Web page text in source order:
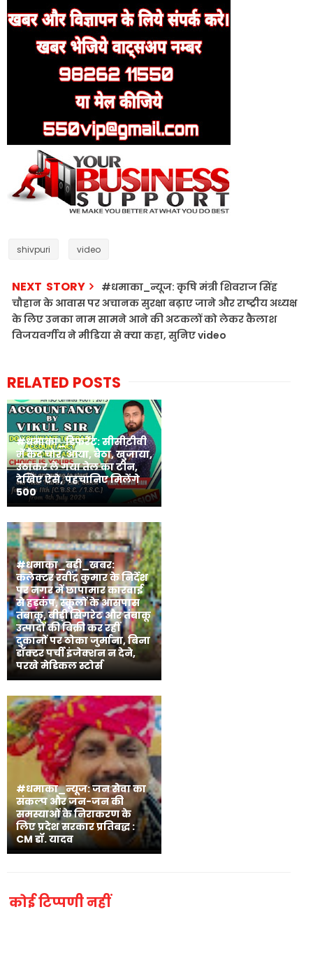
shivpuri video
NEXT STORY
#धमाका_न्यूज: कृषि मंत्री शिवराज सिंह
चौहान के आवास पर अचानक सुरक्षा बढ़ाए जाने और राष्ट्रीय अध्यक्ष
के लिए उनका नाम सामने आने की अटकलों को लेकर कैलाश
विजयवर्गीय ने मीडिया से क्या कहा, सुनिए video
RELATED POSTS
#धमाका_डिफरेंट: सीसीटीवी
में कैद चोर, आया, बैठा, खुजाया,
उठाकर ले गया तेल का टीन,
देखिए ऐसे, पहचानिए मिलेंगे
500
#धमाका_बड़ी_खबर:
कलेक्टर रवींद्र कुमार के निर्देश
पर नगर में छापामार कारवाई
से हड़कंप, स्कूलों के आसपास
तंबाकू, बीड़ी सिगरेट और तंबाकू
उत्पादों की बिक्री कर रहीं
दुकानों पर ठोका जुर्माना, बिना
डॉक्टर पर्ची इंजेक्शन न देने,
परखे मेडिकल स्टोर्स
#धमाका_न्यूज: जन सेवा का
संकल्प और जन-जन की
समस्याओं के निराकरण के
लिए प्रदेश सरकार प्रतिबद्ध :
CM डॉ. यादव
कोई टिप्पणी नहीं